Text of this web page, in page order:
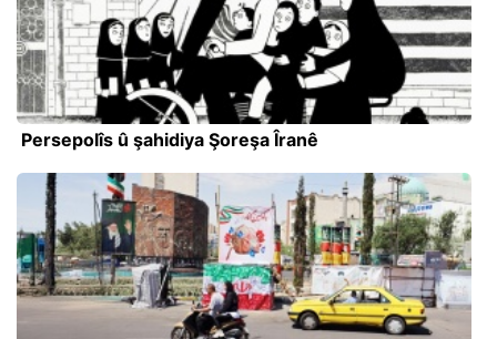
Persepolîs û şahidiya Şoreşa Îranê